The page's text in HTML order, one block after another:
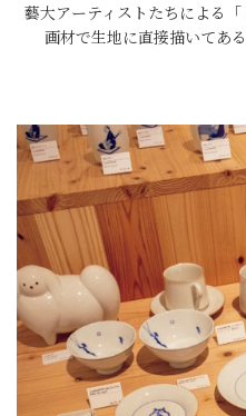
藝大アーティストたちによる
画材で生地に直接描いてあ